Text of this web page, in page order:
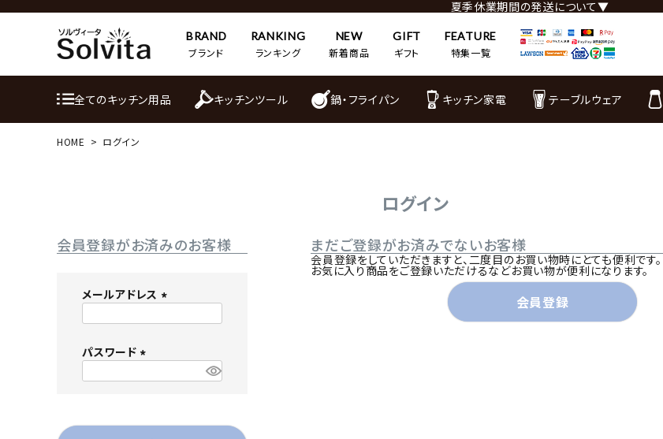
夏季休業期間の発送について▼
BRAND
ブランド
RANKING
ランキング
NEW
新着商品
GIFT
ギフト
FEATURE
特集一覧
全てのキッチン用品 キッチンツール 鍋・フライパン キッチン家電 テーブルウェア
HOME ログイン
ログイン
会員登録がお済みのお客様
メールアドレス
パスワード
)
まだご登録がお済みでないお客様
会員登録をしていただきますと、二度目のお買い物時にとても便利です。
お気に入り商品をご登録いただけるなどお買い物が便利になります。
会員登録